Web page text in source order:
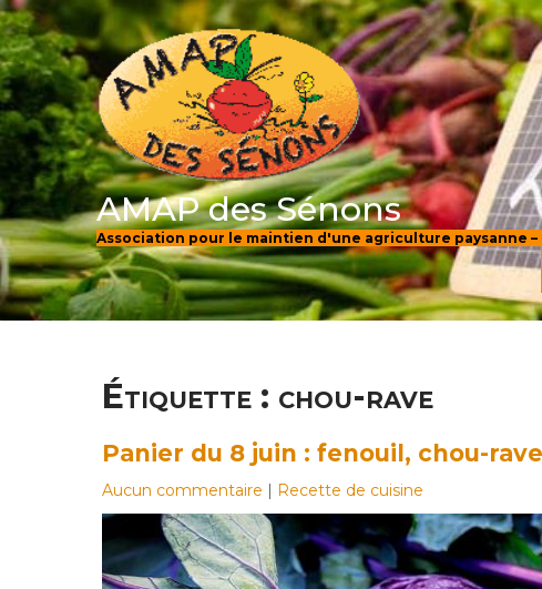
Skip
to
content
AMAP des Sénons
Association pour le maintien d'une agriculture paysanne –
Étiquette : chou-rave
Panier du 8 juin : fenouil, chou-
Aucun commentaire | Recette de cuisine